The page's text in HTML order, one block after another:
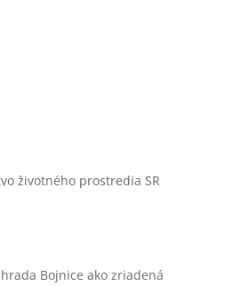
životného prostredia SR
Bojnice ako zriadená